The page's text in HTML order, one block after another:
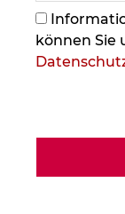
können Sie